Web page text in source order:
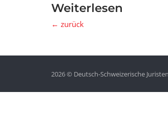
Weiterlesen
← zurück
2026 © Deutsch-Schweizerische